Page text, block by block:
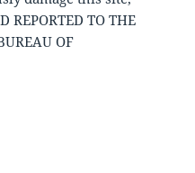
REPORTED TO THE
OF